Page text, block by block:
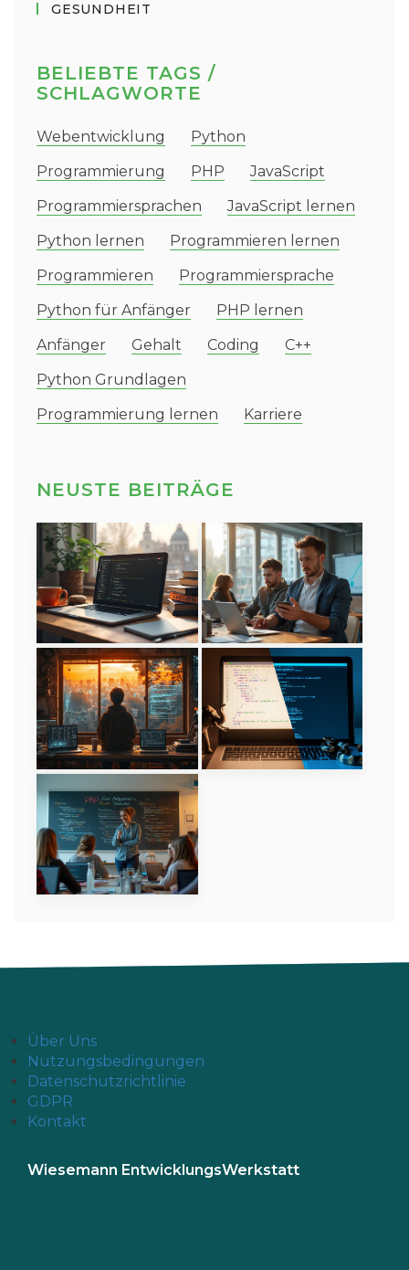
GESUNDHEIT
BELIEBTE TAGS /
SCHLAGWORTE
Webentwicklung
Python
Programmierung
PHP
JavaScript
Programmiersprachen
JavaScript lernen
Python lernen
Programmieren lernen
Programmieren
Programmiersprache
Python für Anfänger
PHP lernen
Anfänger
Gehalt Coding
C++
Python Grundlagen
Programmierung lernen
Karriere
NEUSTE BEITRÄGE
Über Uns
Nutzungsbedingungen
Datenschutzrichtlinie
GDPR
Kontakt
Wiesemann EntwicklungsWerkstatt